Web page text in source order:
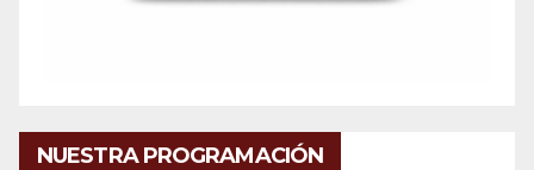
NUESTRA PROGRAMACIÓN